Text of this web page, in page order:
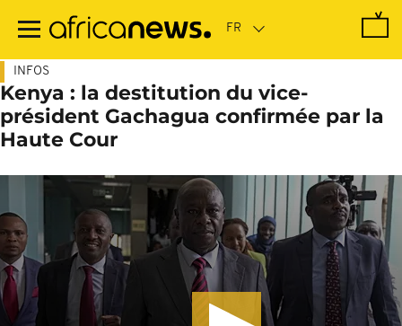
contenu
INFOS
Kenya : la destitution du vice-
président Gachagua confirmée par la
Haute Cour